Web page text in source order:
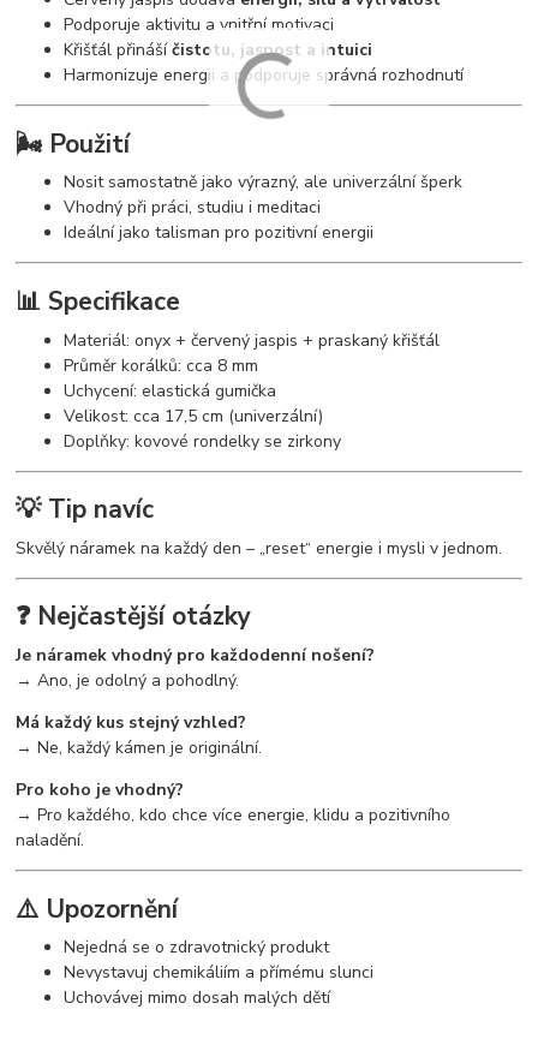
Podporuje aktivitu a vnitřní motivaci
Křišťál přinášíčistotu, jasnost a intuici
Harmonizuje energii a podporuje správná rozhodnutí
🌬️ Použití
Nosit samostatně jako výrazný, ale univerzální šperk
Vhodný při práci, studiu i meditaci
Ideální jako talisman pro pozitivní energii
📊 Specifikace
Materiál: onyx + červený jaspis + praskaný křišťál
Průměr korálků: cca 8 mm
Uchycení: elastická gumička
Velikost: cca 17,5 cm (univerzální)
Doplňky: kovové rondelky se zirkony
💡 Tip navíc
Skvělý náramek na každý den – „reset“ energie i mysli v jednom.
❓ Nejčastější otázky
Je náramek vhodný pro každodenní nošení?
→ Ano, je odolný a pohodlný.
Má každý kus stejný vzhled?
→ Ne, každý kámen je originální.
Pro koho je vhodný?
→ Pro každého, kdo chce více energie, klidu a pozitivního
naladění.
⚠️ Upozornění
Nejedná se o zdravotnický produkt
Nevystavuj chemikáliím a přímému slunci
Uchovávej mimo dosah malých dětí